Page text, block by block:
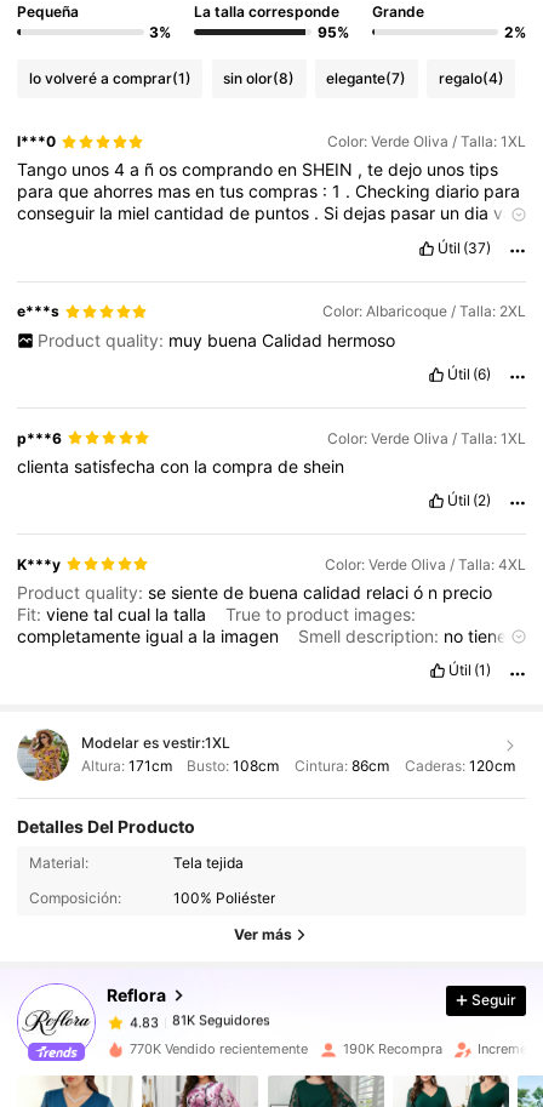
Pequeña
3%
La talla corresponde
95%
Grande
2%
lo volveré a comprar(1) sin olor(8) elegante(7) regalo(4)
l***0 Color: Verde Oliva / Talla: 1XL
Tango unos4a ñoscomprandoen SHEIN ,tedejo unostips
paraqueahorres masentuscompras :1 .Checkingdiario para
conseguir la mielcantidadde puntos . Sidejas pasar undiavas
y
3.Programar
compradeacuerdoaloscoloresquetengasenexistenciapara
ahorrar
mas 4 . pedidoCheca la
flash
para queaprovecha .Losprimerostresdias
decadameshayenviosgratisypuntosdobles
previo afechas
pagina
lasofertasylosenviosgratis.*TEAGRADEZCOSIMEAPOYAS
CON UNLIKE
Útil (37)
e***s Color: Albaricoque / Talla: 2XL
Product quality: muy buena Calidad hermoso
Útil (6)
p***6 Color: Verde Oliva / Talla: 1XL
clientasatisfechacon lacompradeshein
Útil (2)
K***y Color: Verde Oliva / Talla: 4XL
Product quality:sesientede buenacalidad relació n precio
Fit:vienetalcual latalla
True to product images:
completamente iguala la imagen Smell description: notiene
Útil (1)
Modelar es vestir:1XL
Altura: 171cm Busto:108cm Cintura: 86cm Caderas: 120cm
Detalles Del Producto
Material:
Tela tejida
Composición:
100% Poliéster
Ver más
Reflora
81K Seguidores
81K Seguidores
4.83
81K Seguidores
r***4seguidoHace 2 horas
4.83
4.83 81K Seguidores
Seguir
770K Vendido recientemente 190K Recompra